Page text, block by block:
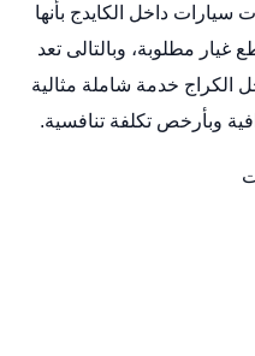
سيارات داخل الكايدج بأنها
غيار مطلوبة، وبالتالى تعد
الكراج خدمة شاملة مثالية
وبأرخص تكلفة تنافسية.